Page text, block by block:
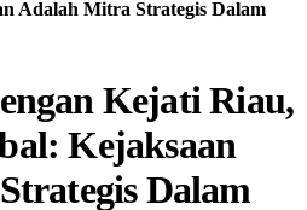
Adalah Mitra Strategis Dalam
Kejati Riau,
Kejaksaan
Dalam